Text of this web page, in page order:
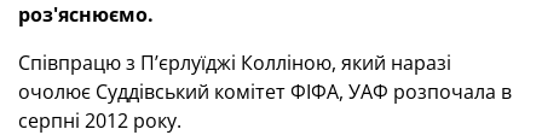
роз'яснюємо.
Співпрацю з П’єрлуїджі Колліною, який наразі
очолює Суддівський комітет ФІФА, УАФ розпочала в
серпні 2012 року.